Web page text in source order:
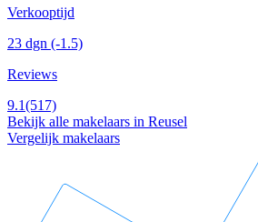
Verkooptijd
23 dgn (-1.5)
Reviews
9.1(517)
Bekijk alle makelaars in Reusel
Vergelijk makelaars